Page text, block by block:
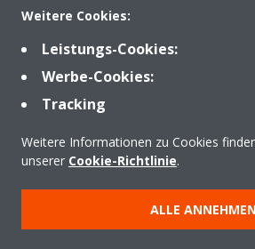
Kontakt
Copyright © Daikin
Weitere Cookies:
Leistungs-Cookies:
Werbe-Cookies:
Tracking
Weitere Informationen zu Cookies
unserer Cookie-Richtlinie.
ALLE ANNEHMEN